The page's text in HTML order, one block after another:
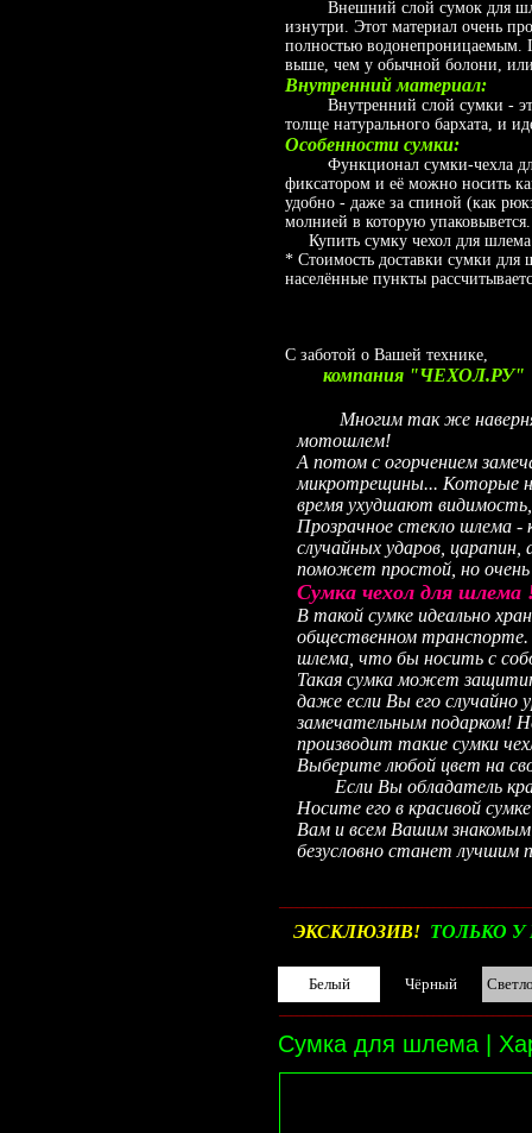
Внешний слой сумок для
изнутри. Этот материал очень
полностью водонепроницаемым.
выше, чем у обычной болони,
Внутренний материал:
Внутренний слой сумки - это
толще натурального бархата, и
Особенности сумки:
Функционал сумки-чехла для
фиксатором и её можно носить
удобно - даже за спиной (как
молнией в которую
Купить сумку чехол для
* Стоимость доставки сумки для
населённые пункты
С заботой о Вашей технике,
компания "ЧЕХОЛ.РУ"
Многим так же наверняка
мотошлем!
А потом с огорчением
микротрещины... Которые
время ухудшают
Прозрачное стекло шлема -
случайных ударов,
поможет простой, но очень
Сумка чехол для шлема
В такой сумке идеально
общественном
шлема, что бы носить с
Такая сумка может
даже если Вы его
замечательным подарком!
производит такие сумки
Выберите любой цвет на
Если Вы обладатель
Носите его в красивой
Вам и всем Вашим
безусловно станет лучшим
ЭКСКЛЮЗИВ! ТОЛЬКО У
Белый Чёрный
Сумка для шлема |